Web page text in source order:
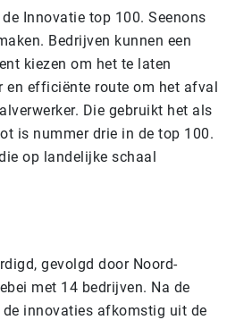
Innovatie top 100. Seenons
Bedrijven kunnen een
kiezen om het te laten
en efficiënte route om het afval
Die gebruikt het als
is nummer drie in de top 100.
op landelijke schaal
gevolgd door Noord-
met 14 bedrijven. Na de
innovaties afkomstig uit de